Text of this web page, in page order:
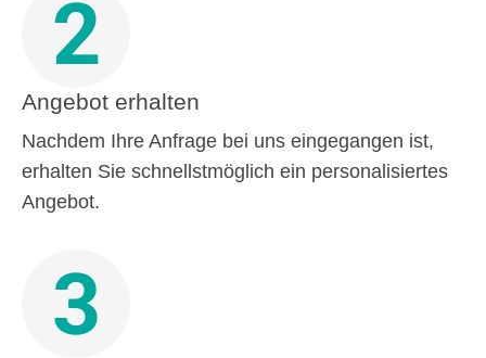
2
Angebot erhalten
Nachdem Ihre Anfrage bei uns eingegangen ist,
erhalten Sie schnellstmöglich ein personalisiertes
Angebot.
3